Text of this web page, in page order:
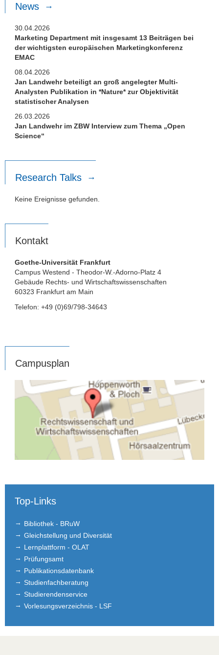
News
30.04.2026
Marketing Department mit insgesamt 13 Beiträgen bei
der wichtigsten europäischen Marketingkonferenz
EMAC
08.04.2026
Jan Landwehr beteiligt an groß angelegter Multi-
Analysten Publikation in *Nature* zur Objektivität
statistischer Analysen
26.03.2026
Jan Landwehr im ZBW Interview zum Thema „Open
Science“
Research Talks
Keine Ereignisse gefunden.
Kontakt
Goethe-Universität Frankfurt
Campus Westend - Theodor-W.-Adorno-Platz 4
Gebäude Rechts- und Wirtschaftswissenschaften
60323 Frankfurt am Main
Telefon: +49 (0)69/798-34643
Campusplan
Top-Links
Bibliothek - BRuW
Gleichstellung und Diversität
Lernplattform - OLAT
Prüfungsamt
Publikationsdatenbank
Studienfachberatung
Studierendenservice
Vorlesungsverzeichnis - LSF